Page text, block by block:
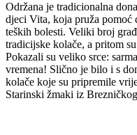
Održana je tradicionalna
djeci Vita, koja pruža
teških bolesti. Veliki broj
tradicijske kolače, a pritom
Pokazali su veliko srce:
vremena! Slično je bilo i s
kolače koje su pripremile
Starinski žmaki iz